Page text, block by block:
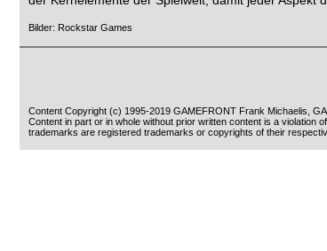
Bilder: Rockstar Games
Content Copyright (c) 1995-2019 GAMEFRONT Frank Michaelis,
Content in part or in whole without prior written content is a violation
trademarks are registered trademarks or copyrights of their